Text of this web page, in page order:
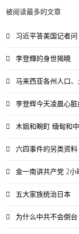
被阅读最多的文章
习近平答美国记者问
李登輝的身世揭曉
马来西亚各州人口
李登辉今天凌晨心
木姐和畹町 缅甸和
六四事件的另类资料
金一南讲共产党 2小
五大家族统治日本
为什么中共不会倒台